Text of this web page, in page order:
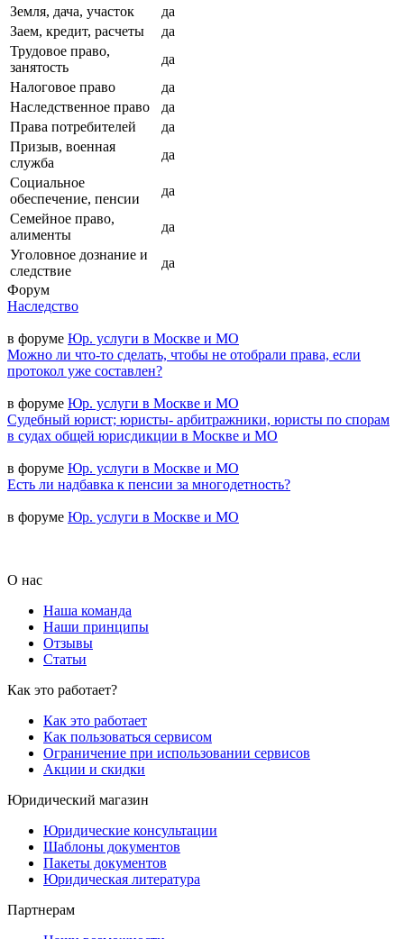
Земля, дача, участок
да
Заем, кредит, расчеты
да
Трудовое право,
занятость
да
Налоговое право
да
Наследственное право
да
Права потребителей
да
Призыв, военная
служба
да
Социальное
обеспечение, пенсии
да
Семейное право,
алименты
да
Уголовное дознание и
следствие
да
Форум
Наследство
в форуме Юр. услуги в Москве и МО
Можно ли что-то сделать, чтобы не отобрали права, если
протокол уже составлен?
в форуме Юр. услуги в Москве и МО
Судебный юрист; юристы- арбитражники, юристы по спорам
в судах общей юрисдикции в Москве и МО
в форуме Юр. услуги в Москве и МО
Есть ли надбавка к пенсии за многодетность?
в форуме Юр. услуги в Москве и МО
О нас
Наша команда
Наши принципы
Отзывы
Статьи
Как это работает?
Как это работает
Как пользоваться сервисом
Ограничение при использовании сервисов
Акции и скидки
Юридический магазин
Юридические консультации
Шаблоны документов
Пакеты документов
Юридическая литература
Партнерам